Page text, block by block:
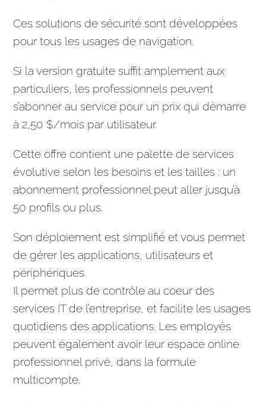
Ces solutions de sécurité sont développées
pour tous les usages de navigation.
Si la version gratuite suffit amplement aux
particuliers, les professionnels peuvent
s’abonner au service pour un prix qui démarre
à 2,50 $/mois par utilisateur.
Cette offre contient une palette de services
évolutive selon les besoins et les tailles : un
abonnement professionnel peut aller jusqu’à
50 profils ou plus.
Son déploiement est simplifié et vous permet
de gérer lesapplications , utilisateurs et
périphériques.
Il permet plus de contrôle au coeur des
services IT de l’entreprise , et facilite les usages
quotidiens desapplications. Les employés
peuvent également avoir leur espace online
professionnel privé, dans la formule
multicompte.